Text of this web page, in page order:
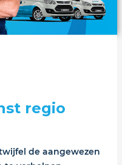
regio
de aangewezen